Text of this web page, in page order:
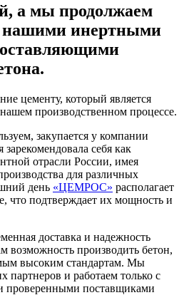
а мы продолжаем
нашими инертными
цементу, который является
производственном процессе.
закупается у компании
себя как
отрасли России, имея
для различных
день «ЦЕМРОС» располагает
что подтверждает их мощность и
доставка и надежность
возможность производить бетон,
высоким стандартам. Мы
партнеров и работаем только с
проверенными поставщиками